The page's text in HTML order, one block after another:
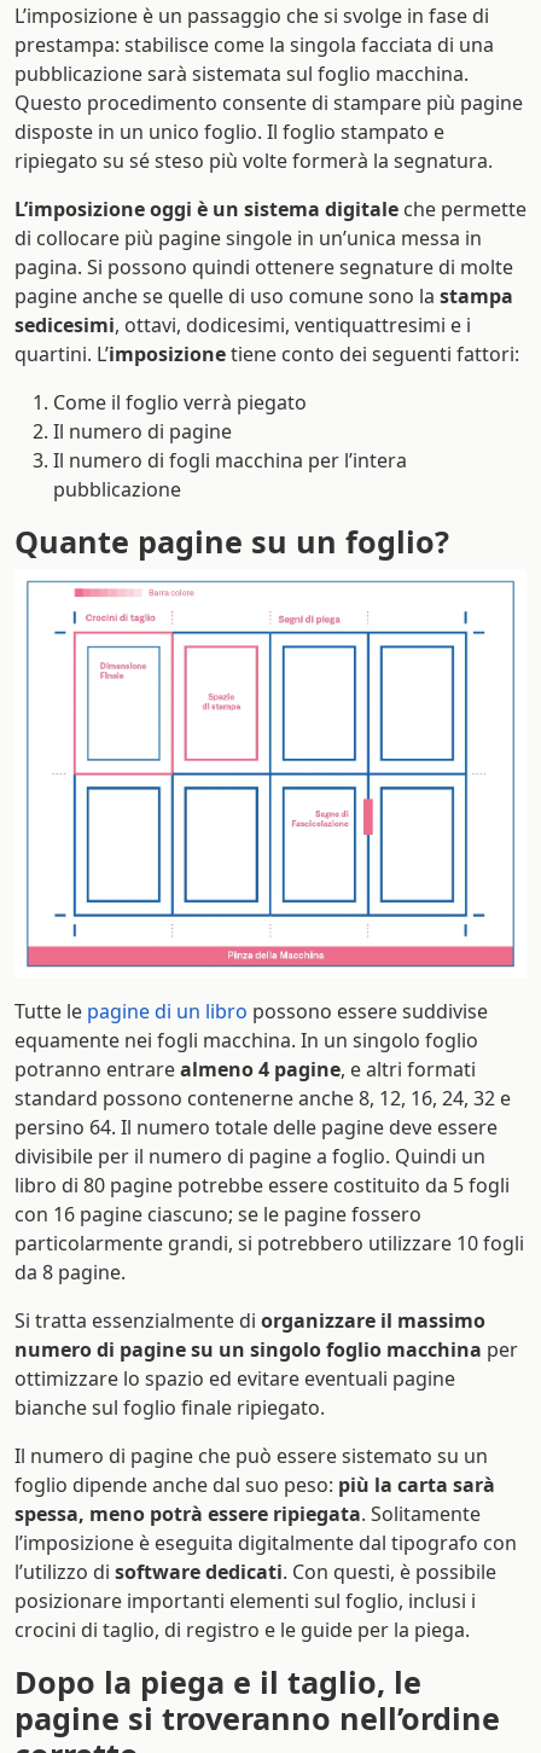
L’imposizione è un passaggio che si svolge in fase di
prestampa: stabilisce come la singola facciata di una
pubblicazione sarà sistemata sul foglio macchina.
Questo procedimento consente di stampare più pagine
disposte in un unico foglio. Il foglio stampato e
ripiegato su sé steso più volte formerà la segnatura.
L’imposizione oggi è un sistema digitale che permette
di collocare più pagine singole in un’unica messa in
pagina. Si possono quindi ottenere segnature di molte
pagine anche se quelle di uso comune sono la stampa
sedicesimi, ottavi, dodicesimi, ventiquattresimi e i
quartini. L’imposizionetiene conto dei seguenti fattori:
Come il foglio verrà piegato
Il numero di pagine
Il numero di fogli macchina per l’intera
pubblicazione
Quante pagine su un foglio?
Tutte le pagine di un libro possono essere suddivise
equamente nei fogli macchina. In un singolo foglio
potranno entrarealmeno 4 pagine, e altri formati
standard possono contenerne anche 8, 12, 16, 24, 32 e
persino 64. Il numero totale delle pagine deve essere
divisibile per il numero di pagine a foglio. Quindi un
libro di 80 pagine potrebbe essere costituito da 5 fogli
con 16 pagine ciascuno; se le pagine fossero
particolarmente grandi, si potrebbero utilizzare 10 fogli
da 8 pagine.
Si tratta essenzialmente di organizzare il massimo
numero di pagine su un singolo foglio macchina per
ottimizzare lo spazio ed evitare eventuali pagine
bianche sul foglio finale ripiegato.
Il numero di pagine che può essere sistemato su un
foglio dipende anche dal suo peso: più la carta sarà
spessa, meno potrà essere ripiegata. Solitamente
l’imposizione è eseguita digitalmente dal tipografo con
l’utilizzo di software dedicati. Con questi, è possibile
posizionare importanti elementi sul foglio, inclusi i
crocini di taglio, di registro e le guide per la piega.
Dopo la piega e il taglio, le
pagine si troveranno nell’ordine